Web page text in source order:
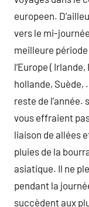
europeen.
vers le mi-
meilleure
l’Europe (
hollande,
reste de l’année.
vous effraient
liaison de allées
pluies de la
asiatique. Il ne
pendant la
succèdent aux